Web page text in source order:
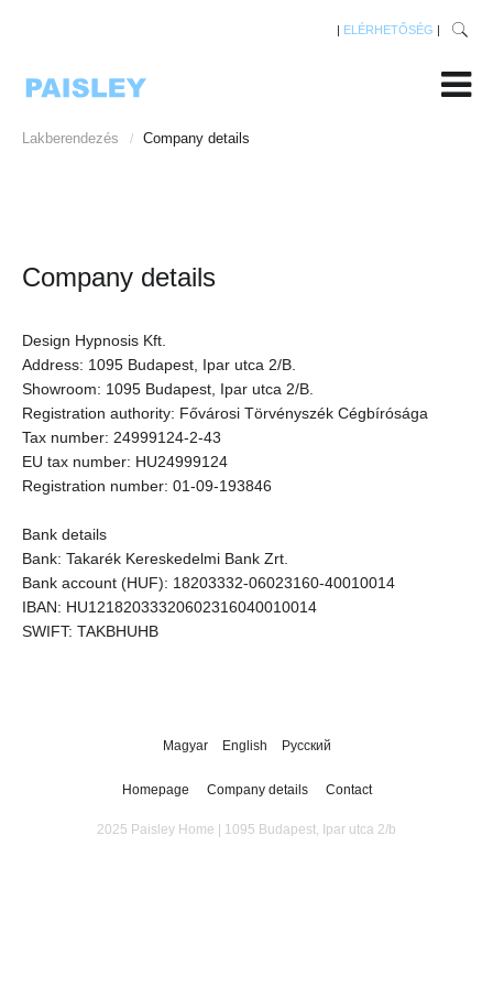
| ELÉRHETŐSÉG |
Lakberendezés / Company details
Company details
Design Hypnosis Kft.
Address: 1095 Budapest, Ipar utca 2/B.
Showroom: 1095 Budapest, Ipar utca 2/B.
Registration authority: Fővárosi Törvényszék Cégbírósága
Tax number: 24999124-2-43
EU tax number: HU24999124
Registration number: 01-09-193846
Bank details
Bank: Takarék Kereskedelmi Bank Zrt.
Bank account (HUF): 18203332-06023160-40010014
IBAN: HU12182033320602316040010014
SWIFT: TAKBHUHB
Magyar English Русский
Homepage Company details Contact
2025 Paisley Home | 1095 Budapest, Ipar utca 2/b